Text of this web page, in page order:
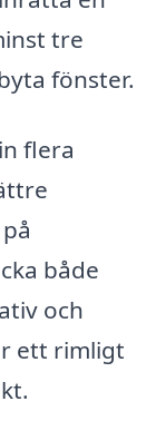
tre
fönster.
flera
både
och
ett rimligt